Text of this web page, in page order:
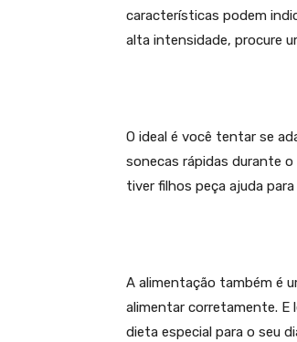
características podem
alta intensidade, procure
O ideal é você tentar se
sonecas rápidas durante
tiver filhos peça ajuda
A alimentação também é
alimentar corretamente. E
dieta especial para o seu